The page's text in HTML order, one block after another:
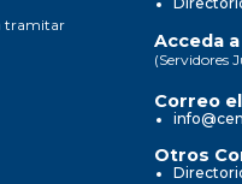
tramitar
Acceda
(Servidores
Correo
Otros